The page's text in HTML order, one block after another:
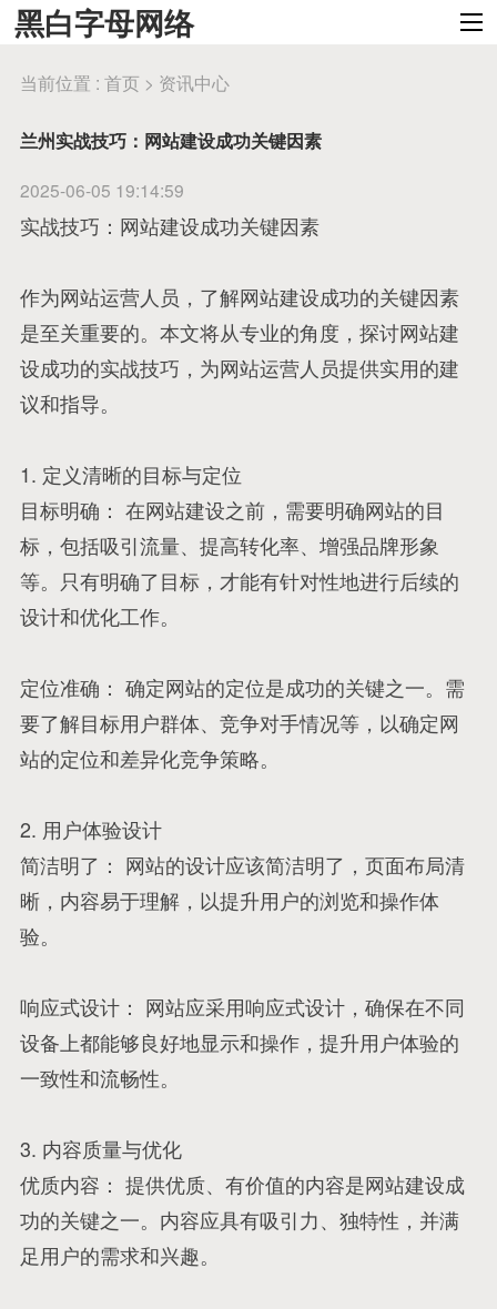
黑白字母网络
当前位置 : 首页 > 资讯中心
兰州实战技巧：网站建设成功关键因素
2025-06-05 19:14:59
实战技巧：网站建设成功关键因素
作为网站运营人员，了解网站建设成功的关键因素
是至关重要的。本文将从专业的角度，探讨网站建
设成功的实战技巧，为网站运营人员提供实用的建
议和指导。
1. 定义清晰的目标与定位
目标明确： 在网站建设之前，需要明确网站的目
标，包括吸引流量、提高转化率、增强品牌形象
等。只有明确了目标，才能有针对性地进行后续的
设计和优化工作。
定位准确： 确定网站的定位是成功的关键之一。需
要了解目标用户群体、竞争对手情况等，以确定网
站的定位和差异化竞争策略。
2. 用户体验设计
简洁明了： 网站的设计应该简洁明了，页面布局清
晰，内容易于理解，以提升用户的浏览和操作体
验。
响应式设计： 网站应采用响应式设计，确保在不同
设备上都能够良好地显示和操作，提升用户体验的
一致性和流畅性。
3. 内容质量与优化
优质内容： 提供优质、有价值的内容是网站建设成
功的关键之一。内容应具有吸引力、独特性，并满
足用户的需求和兴趣。